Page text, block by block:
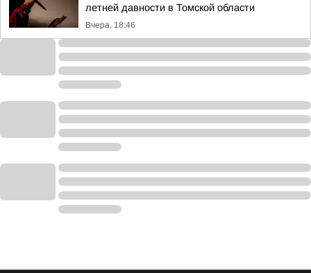
летней давности в Томской области
Вчера, 18:46